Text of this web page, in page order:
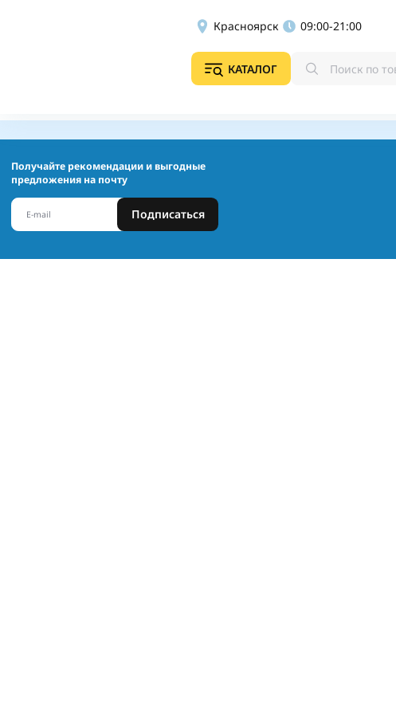
Красноярск 09:00-21:00
КАТАЛОГ
Получайте рекомендации и выгодные
предложения на почту
Подписаться